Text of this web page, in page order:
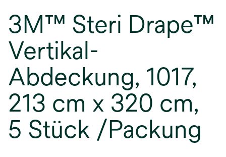
3M™ Steri Drape™
Vertikal-
Abdeckung, 1017,
213 cm x 320 cm,
5 Stück /Packung